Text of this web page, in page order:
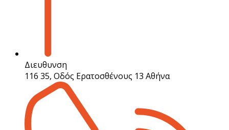
Διευθυνση
116 35, Οδός Ερατοσθένους 13 Αθήνα